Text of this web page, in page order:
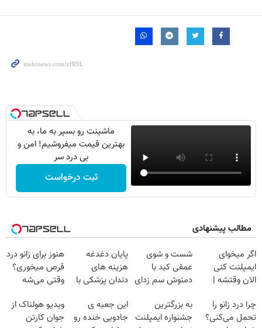
ماشینت رو بسپر به ما، به
بهترین قیمت میفروشیم! امن و
بی درد سر
ثبت درخواست
مطالب پیشنهادی
اگر میخوای
ایمپلنت کنی
الان وقتشه |
میلیون تومان!!!
شست و شوی
عمقی کبد با
دمنوش سم زدای
پایان دغدغه
هزینه های
دندان پزشکی با
خانگی
هنوز برای زانو درد
قرص میخوری؟
وقتی می‌شه
درمانش کرد؟؟؟؟
چرا درد زانو را
تحمل می‌کنی؟
به بزرگترین
جشنواره ایمپلنت
این جعبه ی
جادویی خنده رو
ویدیو هولناک از
جوان کارتن